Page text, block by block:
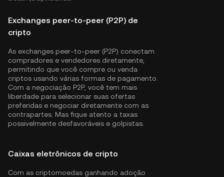
Exchanges peer-to-peer (P2P) de
cripto
As exchanges peer-to-peer (P2P) conectam
compradores e vendedores diretamente,
permitindo que você compre ou venda
criptos usando várias formas de pagamento.
Com a negociação P2P, você tem mais
liberdade para selecionar suas ofertas
preferidas e negociar diretamente com as
contrapartes. Mas fique atento a taxas
possivelmente desfavoráveis e golpistas.
Caixas eletrônicos de cripto
Com as criptomoedas ganhando adoção